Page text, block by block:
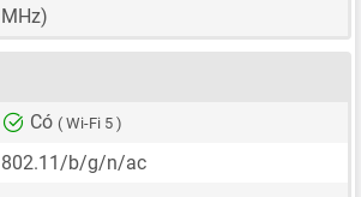
MHz)
Có ( Wi-Fi 5 )
802.11/b/g/n/ac